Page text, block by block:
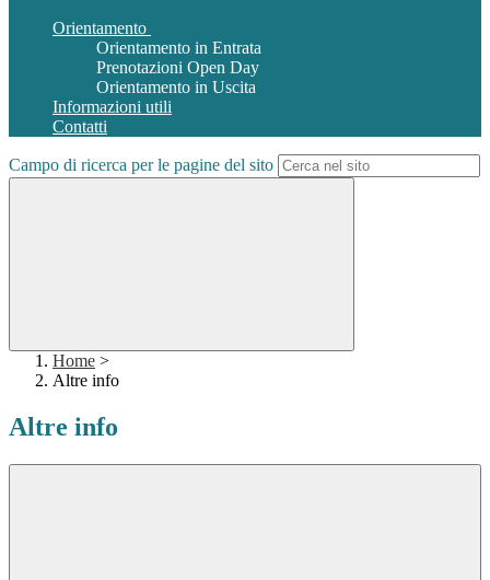
Orientamento
Orientamento in Entrata
Prenotazioni Open Day
Orientamento in Uscita
Informazioni utili
Contatti
Campo di ricerca per le pagine del sito
Home >
Altre info
Altre info